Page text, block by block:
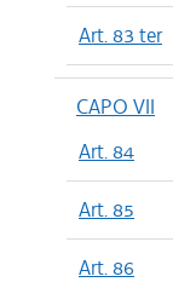
Art. 83 ter
CAPO VII
Art. 84
Art. 85
Art. 86